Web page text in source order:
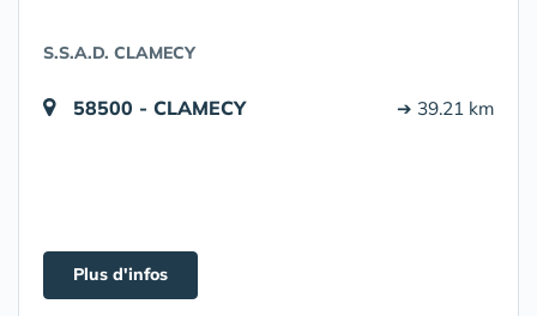
S.S.A.D. CLAMECY
58500 - CLAMECY ➔ 39.21 km
Plus d'infos